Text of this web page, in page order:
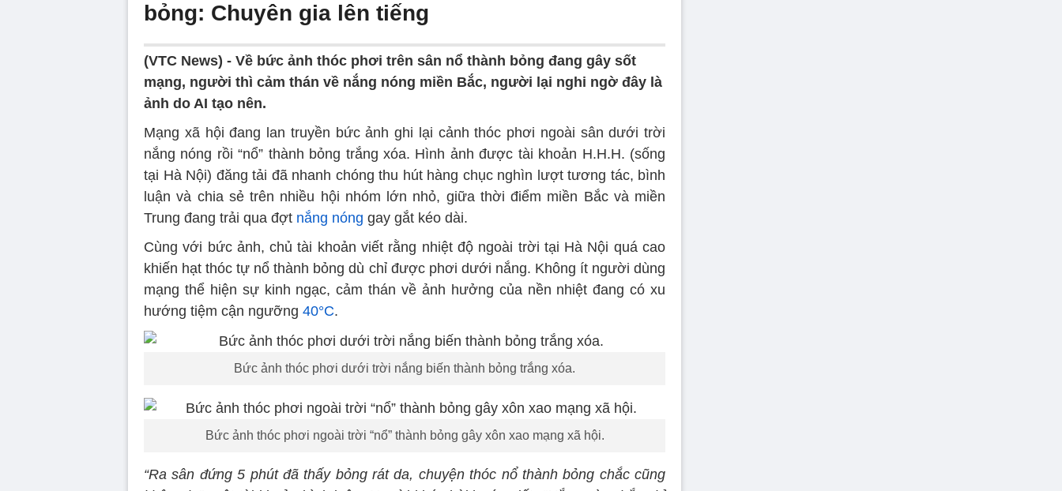
bỏng: Chuyên gia lên tiếng
(VTC News) - Về bức ảnh thóc phơi trên sân nổ thành bỏng đang gây sốt
mạng, người thì cảm thán về nắng nóng miền Bắc, người lại nghi ngờ đây là
ảnh do AI tạo nên.
Mạng xã hội đang lan truyền bức ảnh ghi lại cảnh thóc phơi ngoài sân dưới trời
nắng nóng rồi “nổ” thành bỏng trắng xóa. Hình ảnh được tài khoản H.H.H. (sống
tại Hà Nội) đăng tải đã nhanh chóng thu hút hàng chục nghìn lượt tương tác, bình
luận và chia sẻ trên nhiều hội nhóm lớn nhỏ, giữa thời điểm miền Bắc và miền
Trung đang trải qua đợt nắng nóng gay gắt kéo dài.
Cùng với bức ảnh, chủ tài khoản viết rằng nhiệt độ ngoài trời tại Hà Nội quá cao
khiến hạt thóc tự nổ thành bỏng dù chỉ được phơi dưới nắng. Không ít người dùng
mạng thể hiện sự kinh ngạc, cảm thán về ảnh hưởng của nền nhiệt đang có xu
hướng tiệm cận ngưỡng 40°C.
Bức ảnh thóc phơi dưới trời nắng biến thành bỏng trắng xóa.
Bức ảnh thóc phơi ngoài trời “nổ” thành bỏng gây xôn xao mạng xã hội.
“Ra sân đứng 5 phút đã thấy bỏng rát da, chuyện thóc nổ thành bỏng chắc cũng